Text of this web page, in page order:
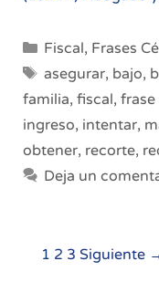
Categorías
Fiscal, Frases
Etiquetas
asegurar, bajo,
familia, fiscal, frase
ingreso, intentar,
obtener, recorte,
Deja un
Navegación
1 2 3 Siguiente